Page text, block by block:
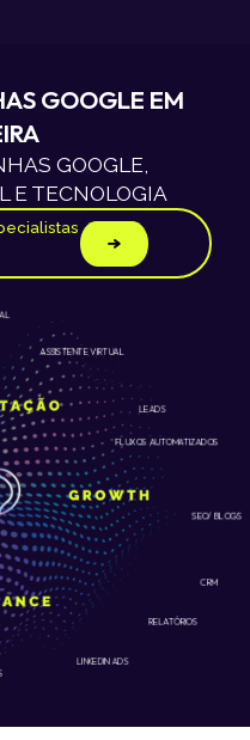
GOOGLE EM
GOOGLE,
E TECNOLOGIA
LINKEDIN ADS
CRM
RELATÓRIOS
SEO/ BLOGS
FLUXOS AUTOMATIZADOS
ASSISTENTE VIRTUAL
LEADS